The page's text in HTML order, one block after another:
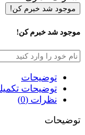
موجود شد خبرم کن!
موجود شد خبرم کن!
توضیحات
توضیحات
نظرات (0)
توضیحات